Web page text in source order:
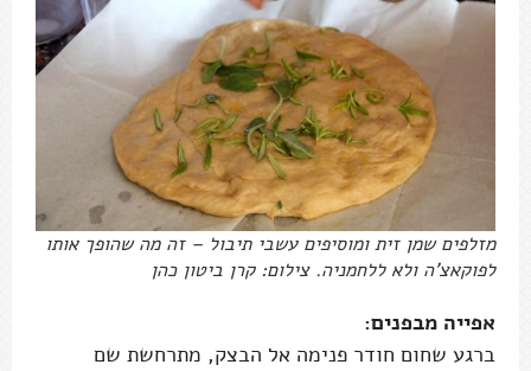
מזלפים שמן זית ומוסיפים עשבי תיבול – זה מה שהופך אותו
לפוקאצ'ה ולא ללחמניה. צילום: קרן ביטון כהן
אפייה מבפנים:
ברגע שחום חודר פנימה אל הבצק, מתרחשת שם